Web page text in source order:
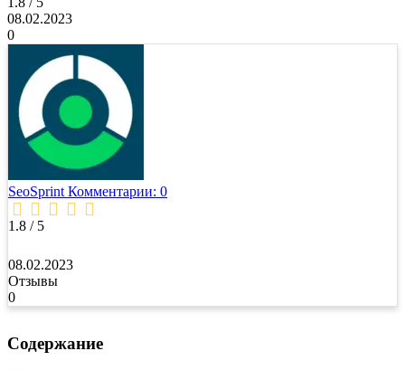
08.02.2023
0
SeoSprintКомментарии: 0
1.8 / 5
08.02.2023
Отзывы
0
Содержание